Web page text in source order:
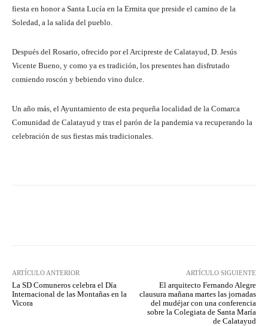
fiesta en honor a Santa Lucía en la Ermita que preside el camino de la
Soledad, a la salida del pueblo.
Después del Rosario, ofrecido por el Arcipreste de Calatayud, D. Jesús
Vicente Bueno, y como ya es tradición, los presentes han disfrutado
comiendo roscón y bebiendo vino dulce.
Un año más, el Ayuntamiento de esta pequeña localidad de la Comarca
Comunidad de Calatayud y tras el parón de la pandemia va recuperando la
celebración de sus fiestas más tradicionales.
ARTÍCULO ANTERIOR
La SD Comuneros celebra el Día
Internacional de las Montañas en la
Vicora
ARTÍCULO SIGUIENTE
El arquitecto Fernando Alegre
clausura mañana martes las jornadas
del mudéjar con una conferencia
sobre la Colegiata de Santa María
de Calatayud